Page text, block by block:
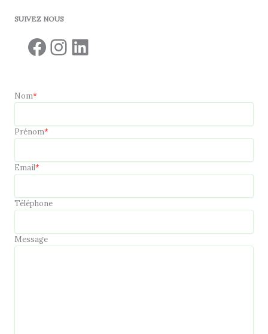
SUIVEZ NOUS
Facebook
Instagram
LinkedIn
Nom*
Prénom*
Email*
Téléphone
Message